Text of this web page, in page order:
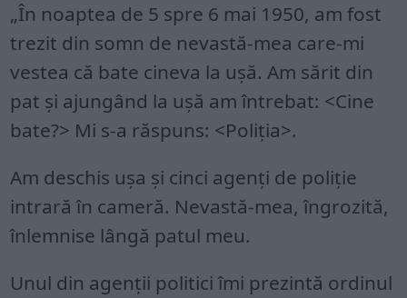
„În noaptea de 5 spre 6 mai 1950, am fost
trezit din somn de nevastă-mea care-mi
vestea că bate cineva la ușă. Am sărit din
pat și ajungând la ușă am întrebat: <Cine
bate?> Mi s-a răspuns: <Poliția>.
Am deschis ușa și cinci agenți de poliție
intrară în cameră. Nevastă-mea, îngrozită,
înlemnise lângă patul meu.
Unul din agenții politici îmi prezintă ordinul